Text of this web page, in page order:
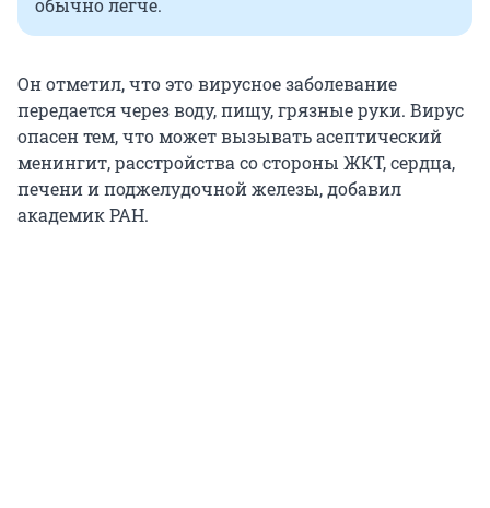
обычно легче.
Он отметил, что это вирусное заболевание
передается через воду, пищу, грязные руки. Вирус
опасен тем, что может вызывать асептический
менингит, расстройства со стороны ЖКТ, сердца,
печени и поджелудочной железы, добавил
академик РАН.